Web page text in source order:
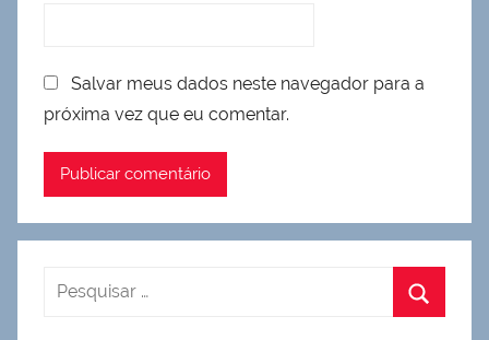
Salvar meus dados neste navegador para a
próxima vez que eu comentar.